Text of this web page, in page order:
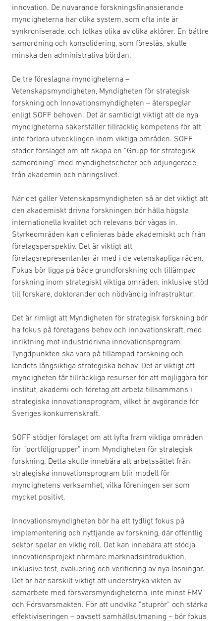
innovation. De nuvarande forskningsfinansierande
myndigheterna har olika system, som ofta inte är
synkroniserade, och tolkas olika av olika aktörer. En bättre
samordning och konsolidering, som föreslås, skulle
minska den administrativa bördan.
De tre föreslagna myndigheterna –
Vetenskapsmyndigheten, Myndigheten för strategisk
forskning och Innovationsmyndigheten – återspeglar
enligt SOFF behoven. Det är samtidigt viktigt att de nya
myndigheterna säkerställer tillräcklig kompetens för att
inte förlora utvecklingen inom viktiga områden. SOFF
stöder förslaget om att skapa en ”Grupp för strategisk
samordning” med myndighetschefer och adjungerade
från akademin och näringslivet.
När det gäller Vetenskapsmyndigheten så är det viktigt att
den akademiskt drivna forskningen bör hålla högsta
internationella kvalitet och relevans bör vägas in.
Styrkeområden kan definieras både akademiskt och från
företagsperspektiv. Det är viktigt att
företagsrepresentanter är med i de vetenskapliga råden.
Fokus bör ligga på både grundforskning och tillämpad
forskning inom strategiskt viktiga områden, inklusive stöd
till forskare, doktorander och nödvändig infrastruktur.
Det är rimligt att Myndigheten för strategisk forskning bör
ha fokus på företagens behov och innovationskraft, med
inriktning mot industridrivna innovationsprogram.
Tyngdpunkten ska vara på tillämpad forskning och
landets långsiktiga strategiska behov. Det är viktigt att
myndigheten får tillräckliga resurser för att möjliggöra för
institut, akademi och företag att arbeta tillsammans i
strategiska innovationsprogram, vilket är avgörande för
Sveriges konkurrenskraft.
SOFF stödjer förslaget om att lyfta fram viktiga områden
för ”portföljgrupper” inom Myndigheten för strategisk
forskning. Detta skulle innebära att arbetssättet från
strategiska innovationsprogram blir modell för
myndighetens verksamhet, vilka föreningen ser som
mycket positivt.
Innovationsmyndigheten bör ha ett tydligt fokus på
implementering och nyttjande av forskning, där offentlig
sektor spelar en viktig roll. Det kan innebära att stödja
innovationsprojekt närmare marknadsintroduktion,
inklusive test, evaluering och verifiering av nya lösningar.
Det är här särskilt viktigt att understryka vikten av
samarbete med försvarsmyndigheterna, inte minst FMV
och Försvarsmakten. För att undvika ”stuprör” och stärka
effektiviseringen – oavsett samhällsutmaning – bör fokus